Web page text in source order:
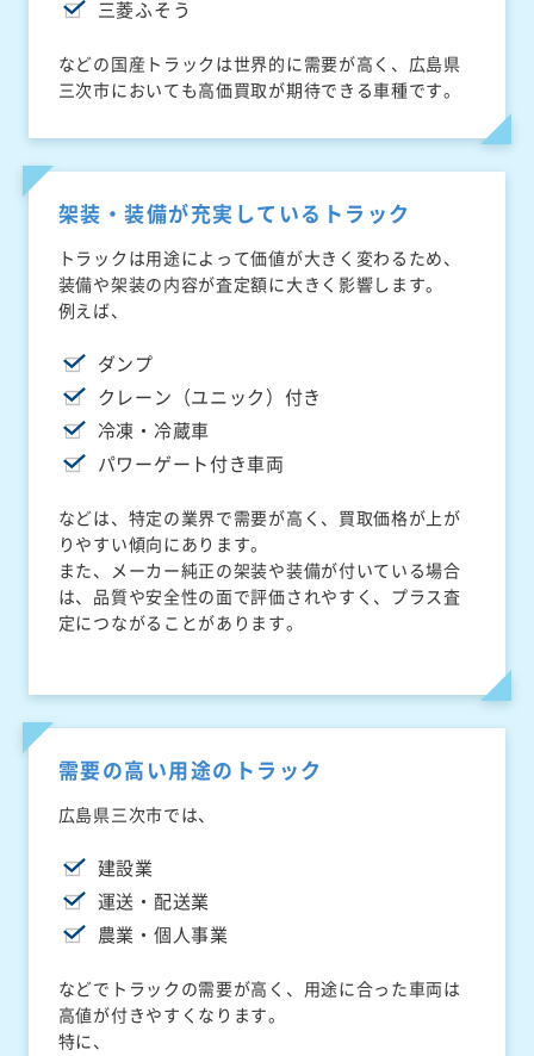
三菱ふそう
などの国産トラックは世界的に需要が高く、広島県
三次市においても高価買取が期待できる車種です。
架装・装備が充実しているトラック
トラックは用途によって価値が大きく変わるため、
装備や架装の内容が査定額に大きく影響します。
例えば、
ダンプ
クレーン（ユニック）付き
冷凍・冷蔵車
パワーゲート付き車両
などは、特定の業界で需要が高く、買取価格が上が
りやすい傾向にあります。
また、メーカー純正の架装や装備が付いている場合
は、品質や安全性の面で評価されやすく、プラス査
定につながることがあります。
需要の高い用途のトラック
広島県三次市では、
建設業
運送・配送業
農業・個人事業
などでトラックの需要が高く、用途に合った車両は
高値が付きやすくなります。
特に、